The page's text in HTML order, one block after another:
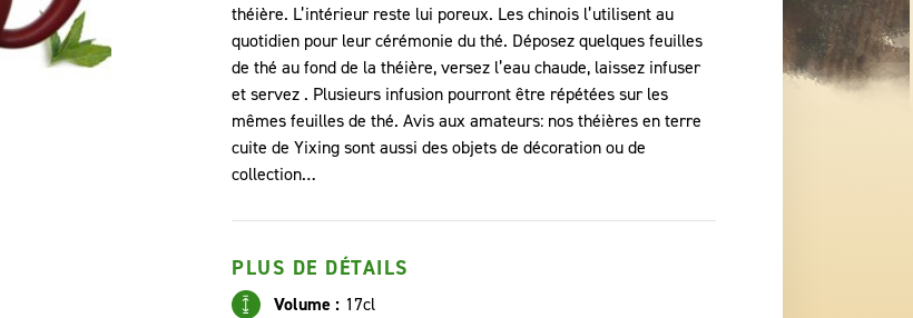
théière. L’intérieur reste lui poreux. Les chinois l’utilisent au
quotidien pour leur cérémonie du thé. Déposez quelques feuilles
de thé au fond de la théière, versez l’eau chaude, laissez infuser
et servez . Plusieurs infusion pourront être répétées sur les
mêmes feuilles de thé. Avis aux amateurs: nos théières en terre
cuite de Yixing sont aussi des objets de décoration ou de
collection…
PLUS DE DÉTAILS
Volume : 17cl